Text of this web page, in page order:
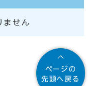
ません
ページの
先頭へ戻る